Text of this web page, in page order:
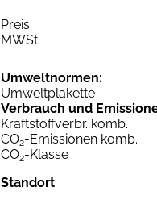
Preis:
MWSt:
Umweltnormen:
Umweltplakette
Verbrauch und
Kraftstoffverbr. komb.
CO2-Emissionen komb.
CO2-Klasse
Standort